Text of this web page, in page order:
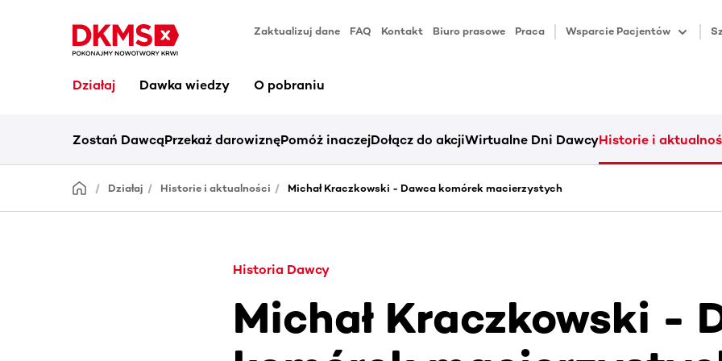
Zaktualizuj dane FAQ Kontakt Biuro prasowe Praca Wsparcie Pacjentów
Działaj Dawka wiedzy O pobraniu
Zostań DawcąPrzekaż darowiznęPomóż inaczejDołącz do akcjiWirtualne Dni DawcyHistorie i
Działaj Historie i aktualności Michał Kraczkowski - Dawca komórek macierzystych
Historia Dawcy
Michał Kraczkowski -